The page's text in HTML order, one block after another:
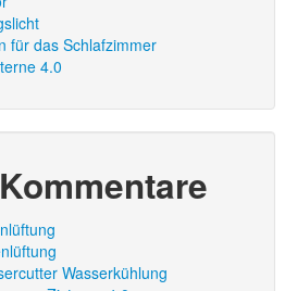
für das Schlafzimmer
4.0
Wasserkühlung